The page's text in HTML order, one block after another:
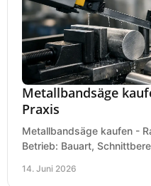
Metallbandsäge
Praxis
Metallbandsäge kaufen -
Betrieb: Bauart,
14. Juni 2026